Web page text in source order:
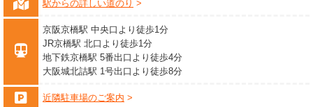
駅からの詳しい道のり
京阪京橋駅 中央口より徒歩1分
JR京橋駅 北口より徒歩1分
地下鉄京橋駅 5番出口より徒歩4分
大阪城北詰駅 1号出口より徒歩8分
近隣駐車場のご案内